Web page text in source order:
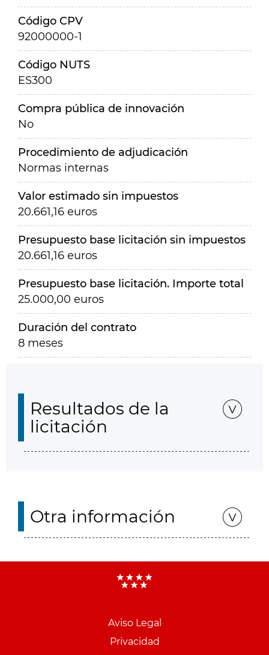
Código CPV
92000000-1
Código NUTS
ES300
Compra pública de innovación
No
Procedimiento de adjudicación
Normas internas
Valor estimado sin impuestos
20.661,16 euros
Presupuesto base licitación sin impuestos
20.661,16 euros
Presupuesto base licitación. Importe total
25.000,00 euros
Duración del contrato
8 meses
Resultados de la
licitación
Otra información
Aviso Legal
Privacidad